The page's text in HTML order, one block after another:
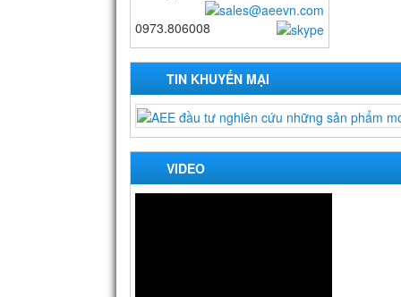
0973.806008
TIN KHUYẾN MẠI
VIDEO